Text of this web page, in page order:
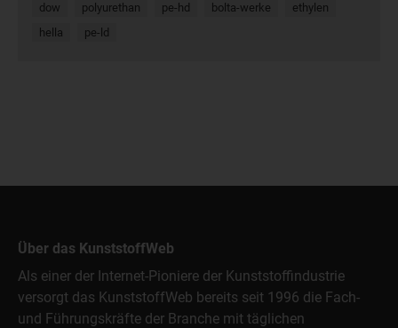
dow
polyurethan pe-hd bolta-werke
ethylen
hella
pe-ld
Über das KunststoffWeb
Als einer der Internet-Pioniere der Kunststoffindustrie
versorgt das KunststoffWeb bereits seit 1996 die Fach-
und Führungskräfte der Branche mit täglichen